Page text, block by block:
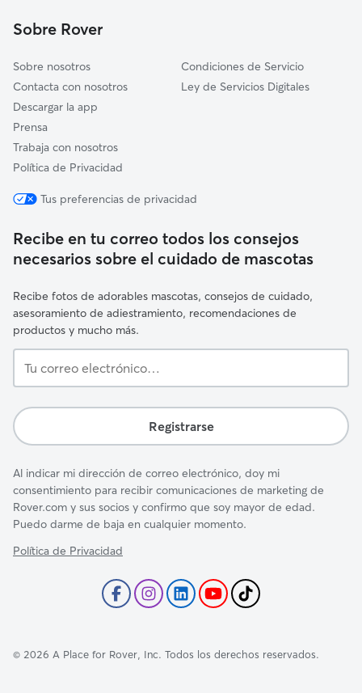
Vilches
Sobre Rover
Sobre nosotros
Contacta con nosotros
Descargar la app
Prensa
Trabaja con nosotros
Política de Privacidad
Condiciones de Servicio
Ley de Servicios Digitales
Tus preferencias de privacidad
Recibe en tu correo todos los consejos
necesarios sobre el cuidado de mascotas
Recibe fotos de adorables mascotas, consejos de cuidado,
asesoramiento de adiestramiento, recomendaciones de
productos y mucho más.
correo
Registrarse
Al indicar mi dirección de correo electrónico, doy mi
consentimiento para recibir comunicaciones de marketing de
Rover.com y sus socios y confirmo que soy mayor de edad.
Puedo darme de baja en cualquier momento.
Política de Privacidad
© 2026 A Place for Rover, Inc. Todos los derechos reservados.